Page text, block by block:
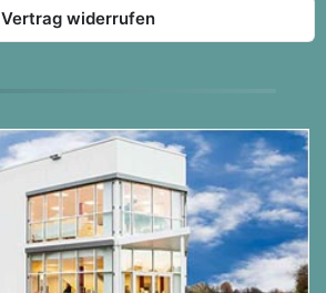
Vertrag widerrufen